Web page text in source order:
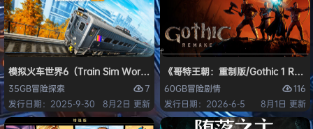
模拟火车世界6（Train Sim World 6）免安装中文版
35GB冒险探索
7
发行日期：2025-9-30
8月2日 更新
《哥特王朝：重制版/Gothic 1
60GB冒险剧情
116
发行日期：2026-6-5
8月1日 更新